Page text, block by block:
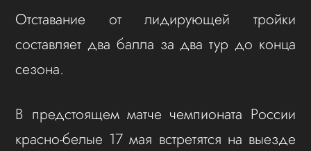
Отставание от лидирующей тройки
составляет два балла за два тур до конца
сезона.
В предстоящем матче чемпионата России
красно-белые 17 мая встретятся на выезде